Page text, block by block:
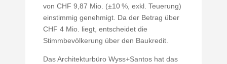
von CHF 9,87 Mio. (±10 %, exkl. Teuerung)
einstimmig genehmigt. Da der Betrag über
CHF 4 Mio. liegt, entscheidet die
Stimmbevölkerung über den Baukredit.
Das Architekturbüro Wyss+Santos hat das